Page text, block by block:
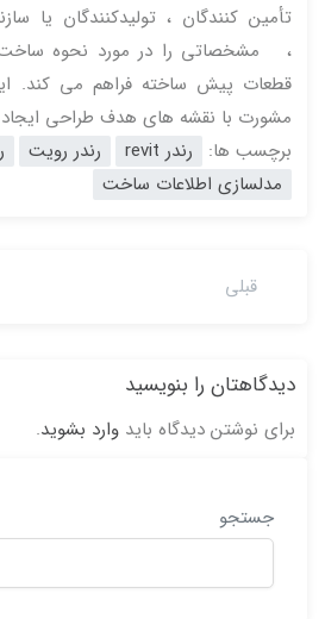
تأمین کنندگان ، تولیدکنندگان یا
، مشخصاتی را در مورد نحوه
قطعات پیش ساخته فراهم می کند.
مشورت با نقشه های هدف طراحی
برچسب ها:
رندر revit رندر رویت
مدلسازی اطلاعات ساخت
قبلی
دیدگاهتان را بنویسید
برای نوشتن دیدگاه باید وارد بشوید.
جستجو